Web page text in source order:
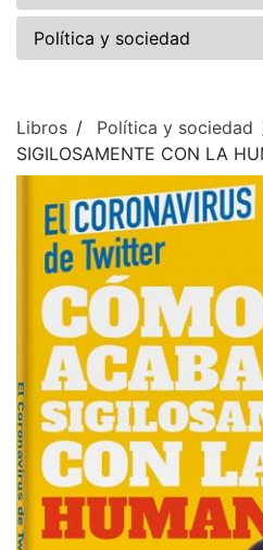
Política y sociedad
Libros Política y sociedad
SIGILOSAMENTE CON LA